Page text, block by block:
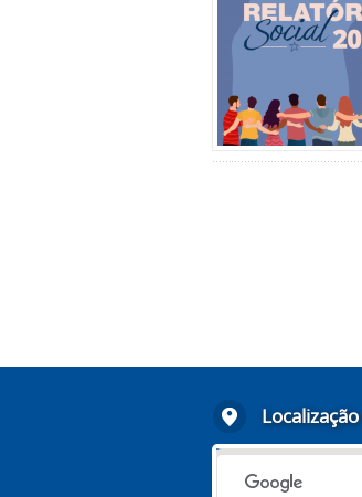
Localização